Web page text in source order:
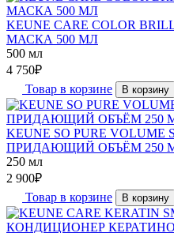
KEUNE CARE COLOR
МАСКА 500 МЛ
500 мл
4 750₽
Товар в корзине
В корзину
KEUNE SO PURE
ПРИДАЮЩИЙ ОБЪЁМ 250
250 мл
2 900₽
Товар в корзине
В корзину